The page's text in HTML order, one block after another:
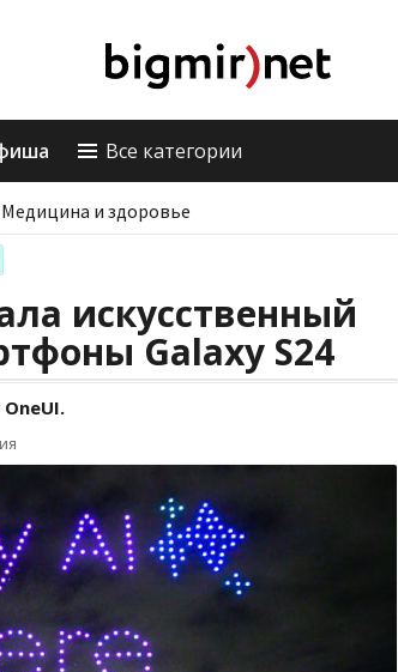
Все категории
Медицина и здоровье
искусственный
Galaxy S24